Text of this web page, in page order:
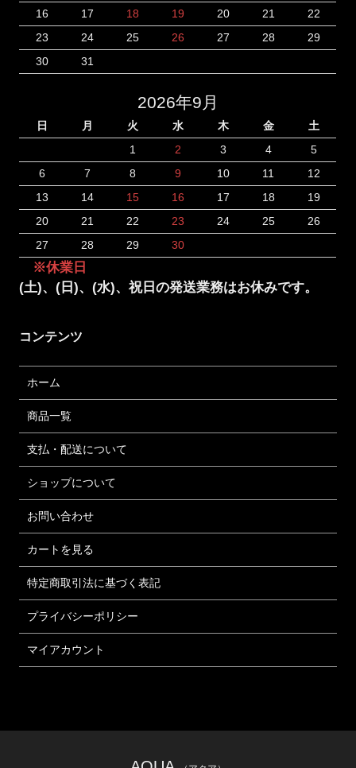
16
17 18 19 20 21
22
23
24 25 26 27 28
29
30
31
2026年9月
日 月 火 水 木 金
土
1
2 3 4
5
6
7 8 9 10 11
12
13
14 15 16 17 18
19
20
21 22 23 24 25
26
27
28 29 30
※休業日
(土)、(日)、(水)、祝日の発送業務はお休みです。
コンテンツ
ホーム
商品一覧
支払・配送について
ショップについて
お問い合わせ
カートを見る
特定商取引法に基づく表記
プライバシーポリシー
マイアカウント